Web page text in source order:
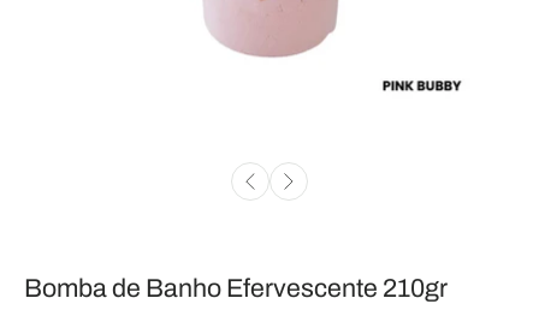
Bomba de Banho Efervescente 210gr